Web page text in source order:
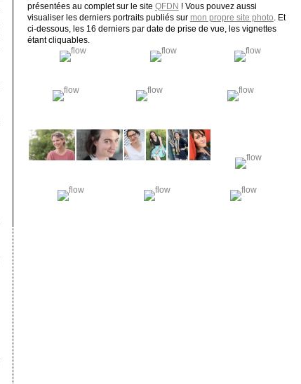
présentées au complet sur le site QFDN ! Vous pouvez aussi
visualiser les derniers portraits publiés sur mon propre site photo . Et
ci-dessous, les 16 derniers par date de prise de vue, les vignettes
étant cliquables.